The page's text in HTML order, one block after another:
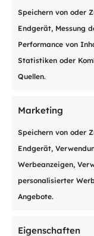
Speichern von oder
Endgerät, Messung
Performance von
Statistiken oder
Quellen.
Marketing
Speichern von oder
Endgerät,
Werbeanzeigen,
personalisierter
Angebote.
Eigenschaften
CVCI
Die